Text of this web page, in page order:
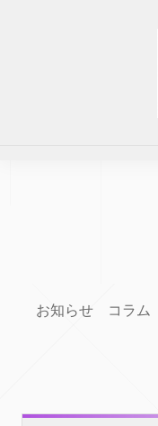
お知らせ コラム